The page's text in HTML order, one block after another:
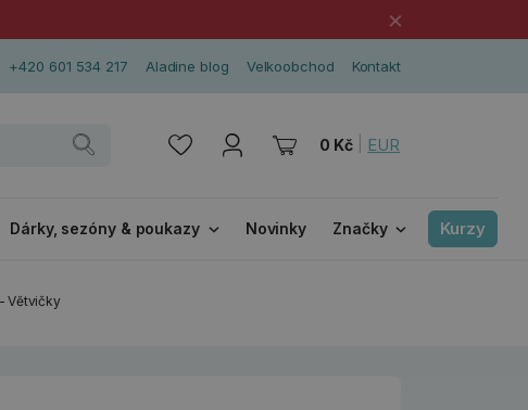
×
+420 601 534 217 Aladine blog Velkoobchod Kontakt
0 Kč EUR
Dárky, sezóny & poukazy Novinky Značky Kurzy
Větvičky